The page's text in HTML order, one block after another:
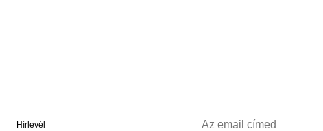
Hírlevél